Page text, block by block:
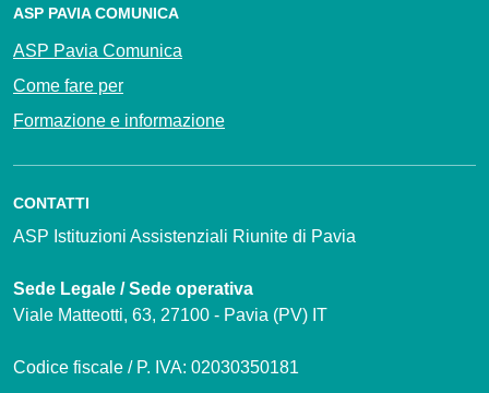
ASP PAVIA COMUNICA
ASP Pavia Comunica
Come fare per
Formazione e informazione
CONTATTI
ASP Istituzioni Assistenziali Riunite di Pavia
Sede Legale / Sede operativa
Viale Matteotti, 63, 27100 - Pavia (PV) IT
Codice fiscale / P. IVA: 02030350181